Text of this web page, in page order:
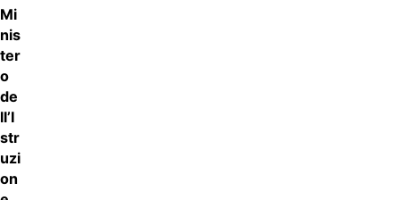
Mi
nis
ter
o
de
ll’I
str
uzi
on